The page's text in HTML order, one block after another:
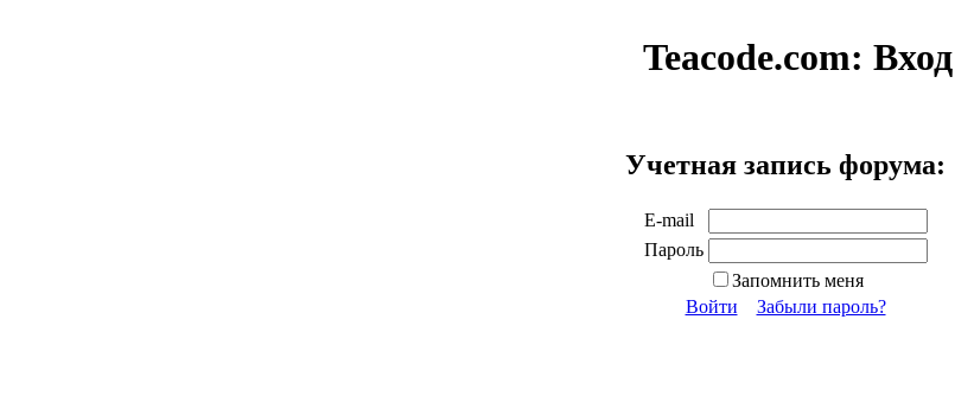
Teacode.com: Вход
Учетная запись форума:
E-mail
Пароль
Запомнить меня
Войти
Забыли пароль?